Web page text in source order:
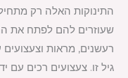
התינוקות האלה רק
שעוזרים להם לפתח את
רעשנים, מראות
גיל זו. צעצועים רכים עם